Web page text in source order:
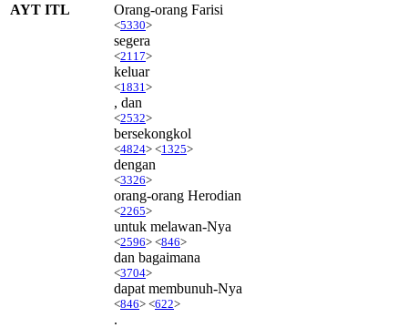
AYT ITL
Orang-orang Farisi
<5330>
segera
<2117>
keluar
<1831 >
, dan
<2532>
bersekongkol
<4824> <1325>
dengan
<3326>
orang-orang Herodian
<2265>
untuk melawan-Nya
<2596> <846>
dan bagaimana
<3704>
dapat membunuh-Nya
<846> <622>
.